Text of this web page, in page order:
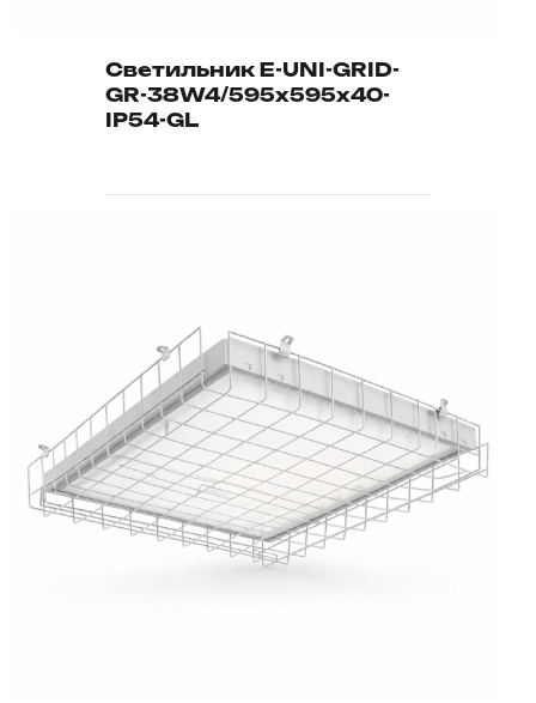
Светильник E-UNI-GRID-
GR-38W4/595х595х40-
IP54-GL